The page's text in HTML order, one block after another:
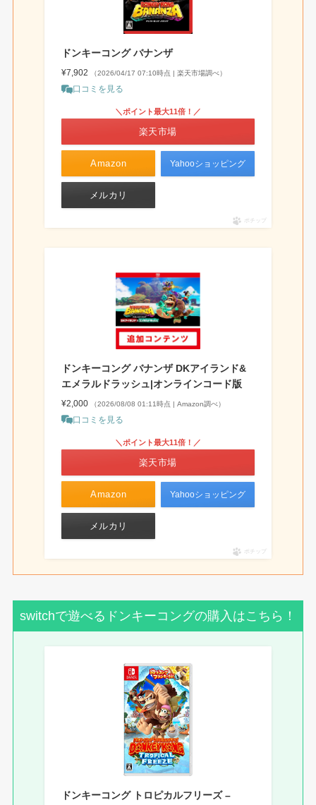
ドンキーコング バナンザ
¥7,902 （2026/04/17 07:10時点 | 楽天市場調べ）
口コミを見る
Amazon
＼ポイント最大11倍！／
楽天市場
Yahooショッピング
メルカリ
ポチップ
ドンキーコング バナンザ DKアイランド&
エメラルドラッシュ|オンラインコード版
¥2,000 （2026/08/08 01:11時点 | Amazon調べ）
口コミを見る
Amazon
＼ポイント最大11倍！／
楽天市場
Yahooショッピング
メルカリ
ポチップ
switchで遊べるドンキーコングの購入はこちら！
ドンキーコング トロピカルフリーズ –